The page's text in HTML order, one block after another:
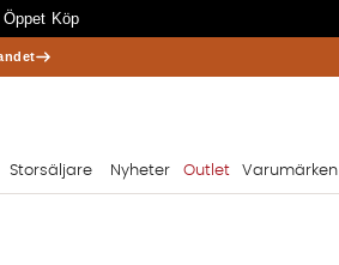
Köp
Storsäljare Nyheter Outlet Varumärken